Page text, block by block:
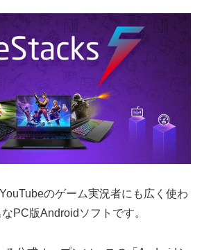
のゲーム実況者にも広く使わ
PC版Androidソフトです。